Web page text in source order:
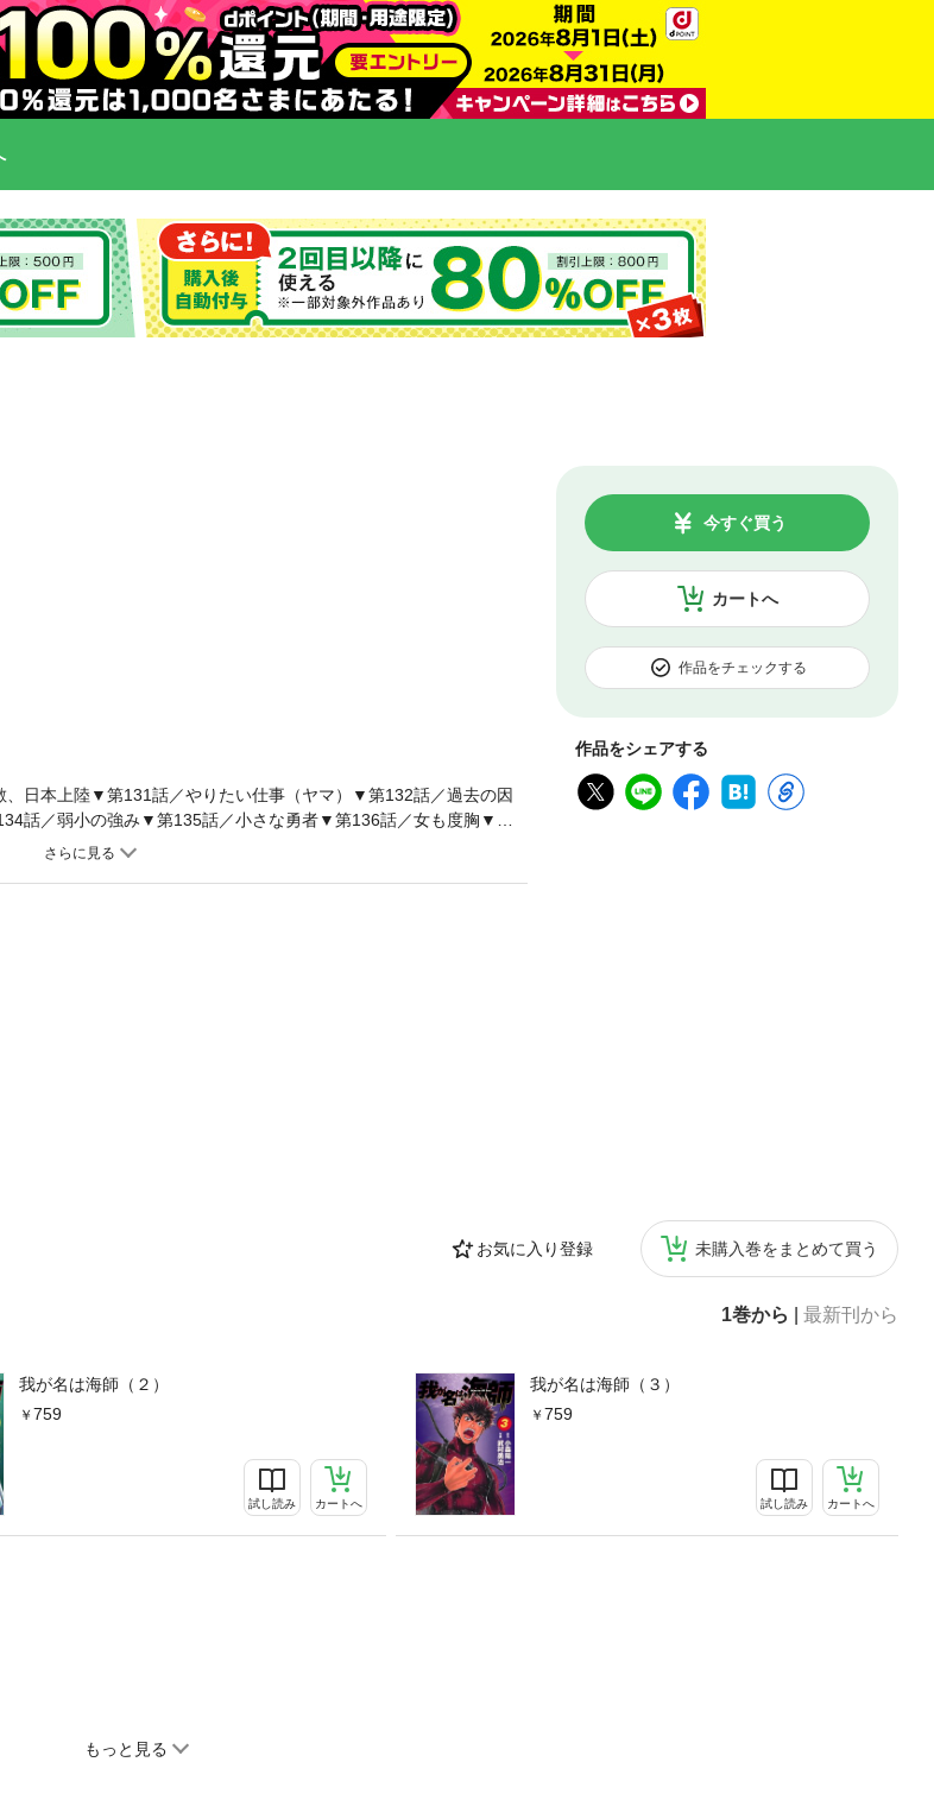
カートへ
今すぐ買う
作品をチェックする
作品をシェアする
お気に入り登録 未購入巻をまとめて買う
1巻から 最新刊から
我が名は海師（２）
759
試し読み カートへ
我が名は海師（３）
759
試し読み カートへ
もっと見る
日本上陸▼第131話／やりたい仕事（ヤマ）▼第132話／過去の因
話／弱小の強み▼第135話／小さな勇者▼第136話／女も度胸▼第1
本気●主な登場人物／難波麟太郎（元・海上保安庁の新米潜水士。
める。しかしその頃、因縁浅からぬ商売敵“SMATT”が怪しい動き
き揚げ成功の余韻にひたる間もなく現れた、一流サルヴェージ会
と並々ならぬ遺恨があることも明らかに…！？●その他の登場
ージマスター。報酬第一主義のため麟太郎と対立）、船越源太郎
り盛りしてきたベテランサルヴァー）、有働ヒロ（「難波サルヴェ
父・莞爾とは幼なじみ）、江口元（業界最大手・大和サルヴェージ
最高のサルヴェージ技術を持った“SMATT”の代表）